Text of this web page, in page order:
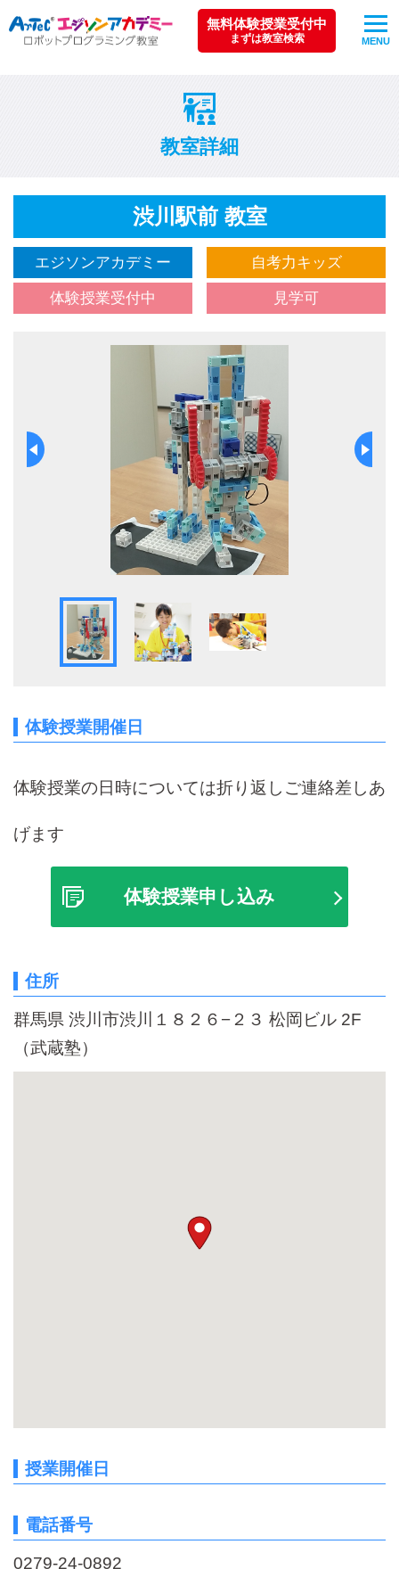
無料体験授業受付中
まずは教室検索 MENU
教室詳細
渋川駅前 教室
エジソンアカデミー 自考力キッズ
体験授業受付中 見学可
体験授業開催日
体験授業の日時については折り返しご連絡差しあ
げます
体験授業申し込み
住所
群馬県 渋川市渋川１８２６−２３ 松岡ビル 2F
（武蔵塾）
授業開催日
電話番号
0279-24-0892